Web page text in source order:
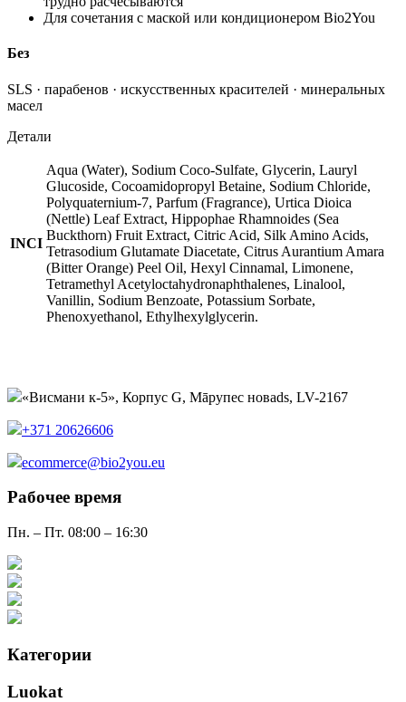
Для сочетания с маской или кондиционером Bio2You
Без
SLS · парабенов · искусственных красителей · минеральных
масел
Детали
INCI
Aqua (Water), Sodium Coco-Sulfate, Glycerin, Lauryl
Glucoside, Cocoamidopropyl Betaine, Sodium Chloride,
Polyquaternium-7, Parfum (Fragrance), Urtica Dioica
(Nettle) Leaf Extract, Hippophae Rhamnoides (Sea
Buckthorn) Fruit Extract, Citric Acid, Silk Amino Acids,
Tetrasodium Glutamate Diacetate, Citrus Aurantium Amara
(Bitter Orange) Peel Oil, Hexyl Cinnamal, Limonene,
Tetramethyl Acetyloctahydronaphthalenes, Linalool,
Vanillin, Sodium Benzoate, Potassium Sorbate,
Phenoxyethanol, Ethylhexylglycerin.
«Висмани к-5», Корпус G, Māрупес новads, LV-2167
+371 20626606
ecommerce@bio2you.eu
Рабочее время
Пн. – Пт. 08:00 – 16:30
Категории
Luokat